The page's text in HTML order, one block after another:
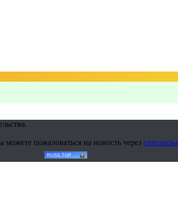
пожаловаться на новость через